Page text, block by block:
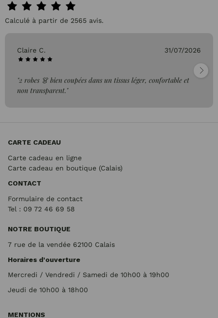
Calculé à partir de 2565 avis.
Claire C. 31/07/2026
"2 robes 👗 bien coupées dans un tissus léger, confortable et
non transparent."
CARTE CADEAU
Carte cadeau en ligne
Carte cadeau en boutique (Calais)
CONTACT
Formulaire de contact
Tel : 09 72 46 69 58
NOTRE BOUTIQUE
7 rue de la vendée 62100 Calais
Horaires d'ouverture
Mercredi / Vendredi / Samedi de 10h00 à 19h00
Jeudi de 10h00 à 18h00
MENTIONS